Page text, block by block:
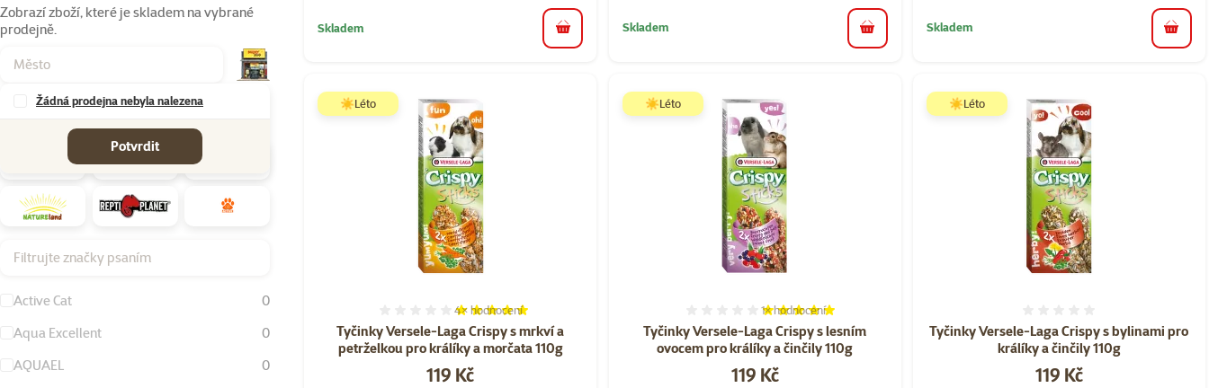
Zobrazí zboží, které je skladem na vybrané
prodejně.
Žádná prodejna nebyla nalezena
Potvrdit
Filtrujte značky psaním
Active Cat
0
Aqua Excellent
0
AQUAEL
0
Skladem do košíku
Skladem
do košíku
Skladem
do
Tyčinky Versele-Laga Crispy s mrkví a
petrželkou pro králíky a morčata 110g
Hodnocení 100%, počet hodnocení: 4
4× hodnocení
Cena
119 Kč
☀️Léto
Tyčinky Versele-Laga Crispy s lesním
ovocem pro králíky a činčily 110g
Hodnocení 100%, počet hodnocení: 1
1×hodnocení
Cena
119 Kč
☀️Léto
Tyčinky Versele-Laga Crispy s bylinami pro
králíky a činčily 110g
Cena
119 Kč
☀️Léto